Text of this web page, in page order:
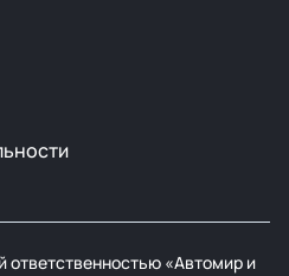
ответственностью «Автомир и